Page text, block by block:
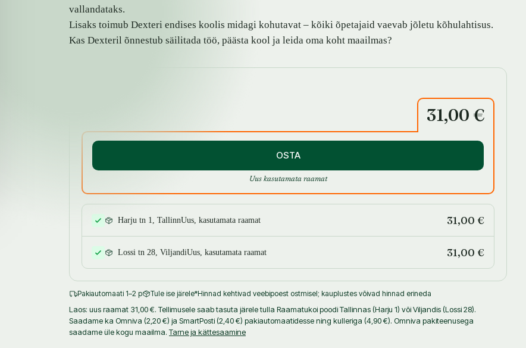
vallandataks.
Lisaks toimub Dexteri endises koolis midagi kohutavat – kõiki õpetajaid vaevab jõletu kõhulahtisus.
Kas Dexteril õnnestub säilitada töö, päästa kool ja leida oma koht maailmas?
31,00 €
OSTA
Uus kasutamata raamat
Harju tn 1, TallinnUus, kasutamata raamat 31,00 €
Lossi tn 28, ViljandiUus, kasutamata raamat 31,00 €
Pakiautomaati 1–2 p Tule ise järele*Hinnad kehtivad veebipoest ostmisel; kauplustes võivad hinnad erineda
Laos: uus raamat 31,00 €. Tellimusele saab tasuta järele tulla Raamatukoi poodi Tallinnas (Harju 1) või Viljandis (Lossi 28).
Saadame ka Omniva (2,20 €) ja SmartPosti (2,40 €) pakiautomaatidesse ning kulleriga (4,90 €). Omniva pakiteenusega
saadame üle kogu maailma. Tarne ja kättesaamine